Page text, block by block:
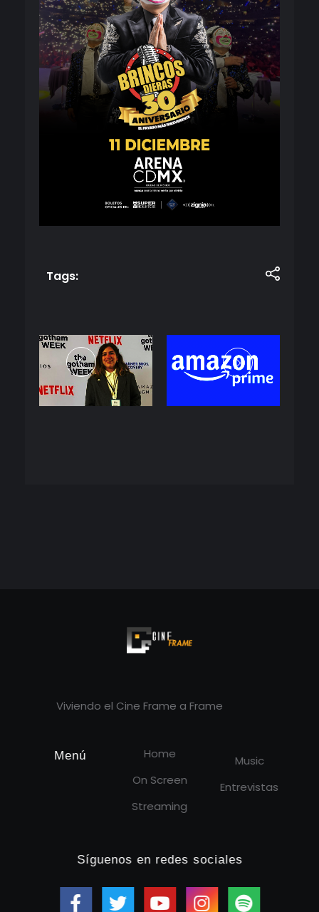
Tags:
Viviendo el Cine Frame a Frame
Menú
Home
On Screen
Streaming
Music
Entrevistas
Síguenos en redes sociales